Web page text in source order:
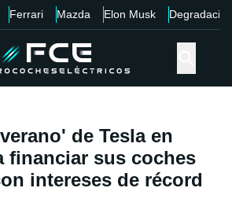
Ferrari Mazda Elon Musk Degradación
de Tesla en
financiar sus coches
intereses de récord